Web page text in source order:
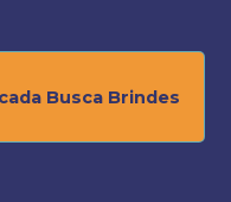
Busca Brindes